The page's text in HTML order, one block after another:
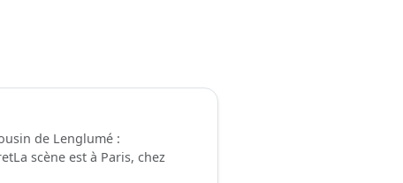
de Lenglumé :
scène est à Paris, chez